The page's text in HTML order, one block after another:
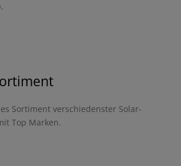
Sortiment verschiedenster Solar-
Top Marken.